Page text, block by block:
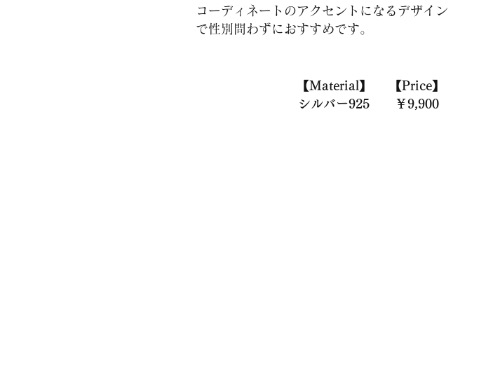
​コーディネートのアクセントになるデザイン
で性別問わずにおすすめです。
【Material】
シルバー925
【Price】
￥9,900